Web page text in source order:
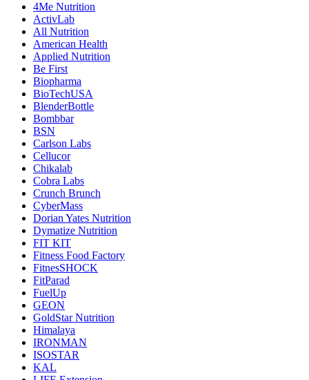
4Me Nutrition
ActivLab
All Nutrition
American Health
Applied Nutrition
Be First
Biopharma
BioTechUSA
BlenderBottle
Bombbar
BSN
Carlson Labs
Cellucor
Chikalab
Cobra Labs
Crunch Brunch
CyberMass
Dorian Yates Nutrition
Dymatize Nutrition
FIT KIT
Fitness Food Factory
FitnesSHOCK
FitParad
FuelUp
GEON
GoldStar Nutrition
Himalaya
IRONMAN
ISOSTAR
KAL